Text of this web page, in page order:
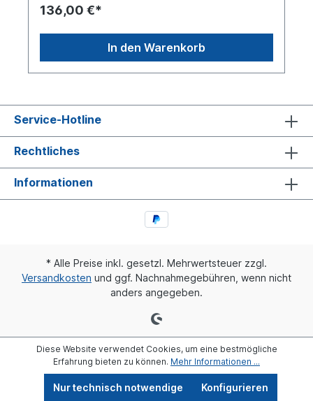
136,00 €*
In den Warenkorb
Service-Hotline
Rechtliches
Informationen
* Alle Preise inkl. gesetzl. Mehrwertsteuer zzgl.
Versandkosten und ggf. Nachnahmegebühren, wenn nicht
anders angegeben.
Diese Website verwendet Cookies, um eine bestmögliche
Erfahrung bieten zu können. Mehr Informationen ...
Nur technisch notwendige Konfigurieren